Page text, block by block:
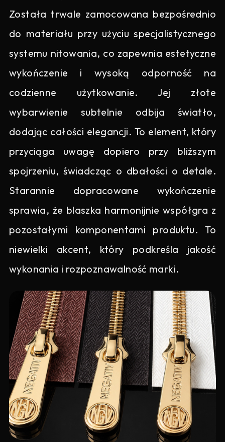
Została trwale zamocowana bezpośrednio
do materiału przy użyciu specjalistycznego
systemu nitowania, co zapewnia estetyczne
wykończenie i wysoką odporność na
codzienne użytkowanie. Jej złote
wybarwienie subtelnie odbija światło,
dodając całości elegancji. To element, który
przyciąga uwagę dopiero przy bliższym
spojrzeniu, świadcząc o dbałości o detale.
Starannie dopracowane wykończenie
sprawia, że blaszka harmonijnie współgra z
pozostałymi komponentami produktu. To
niewielki akcent, który podkreśla jakość
wykonania i rozpoznawalność marki.